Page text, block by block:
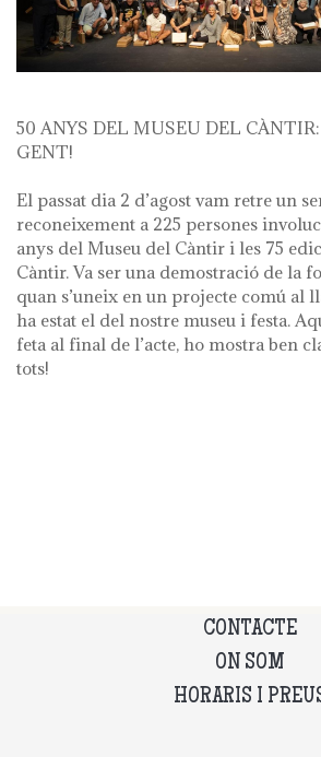
50 ANYS DEL MUSEU DEL
GENT!
El passat dia 2 d’agost vam retre un
reconeixement a 225 persones
anys del Museu del Càntir i les 75
Càntir. Va ser una demostració de la
quan s’uneix en un projecte comú al
ha estat el del nostre museu i festa.
feta al final de l’acte, ho mostra ben
tots!
CONTACTE
ON SOM
HORARIS I